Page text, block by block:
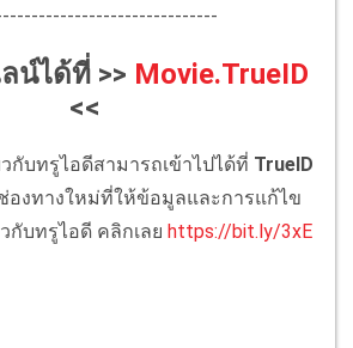
น์ได้ที่ >> Movie.TrueID
<<
กับทรูไอดีสามารถเข้าไปได้ที่ TrueID
องทางใหม่ที่ให้ข้อมูลและการแก้ไข
กับทรูไอดี คลิกเลย https://bit.ly/3xE